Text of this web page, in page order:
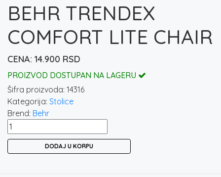
BEHR TRENDEX
COMFORT LITE CHAIR
14.900 RSD
PROIZVOD DOSTUPAN NA LAGERU
Šifra proizvoda: 14316
Kategorija: Stolice
Brend: Behr
BEHR
TRENDEX
DODAJ U KORPU